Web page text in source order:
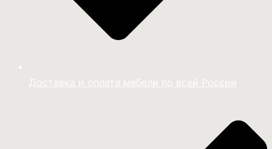
Доставка и оплата мебели по всей России